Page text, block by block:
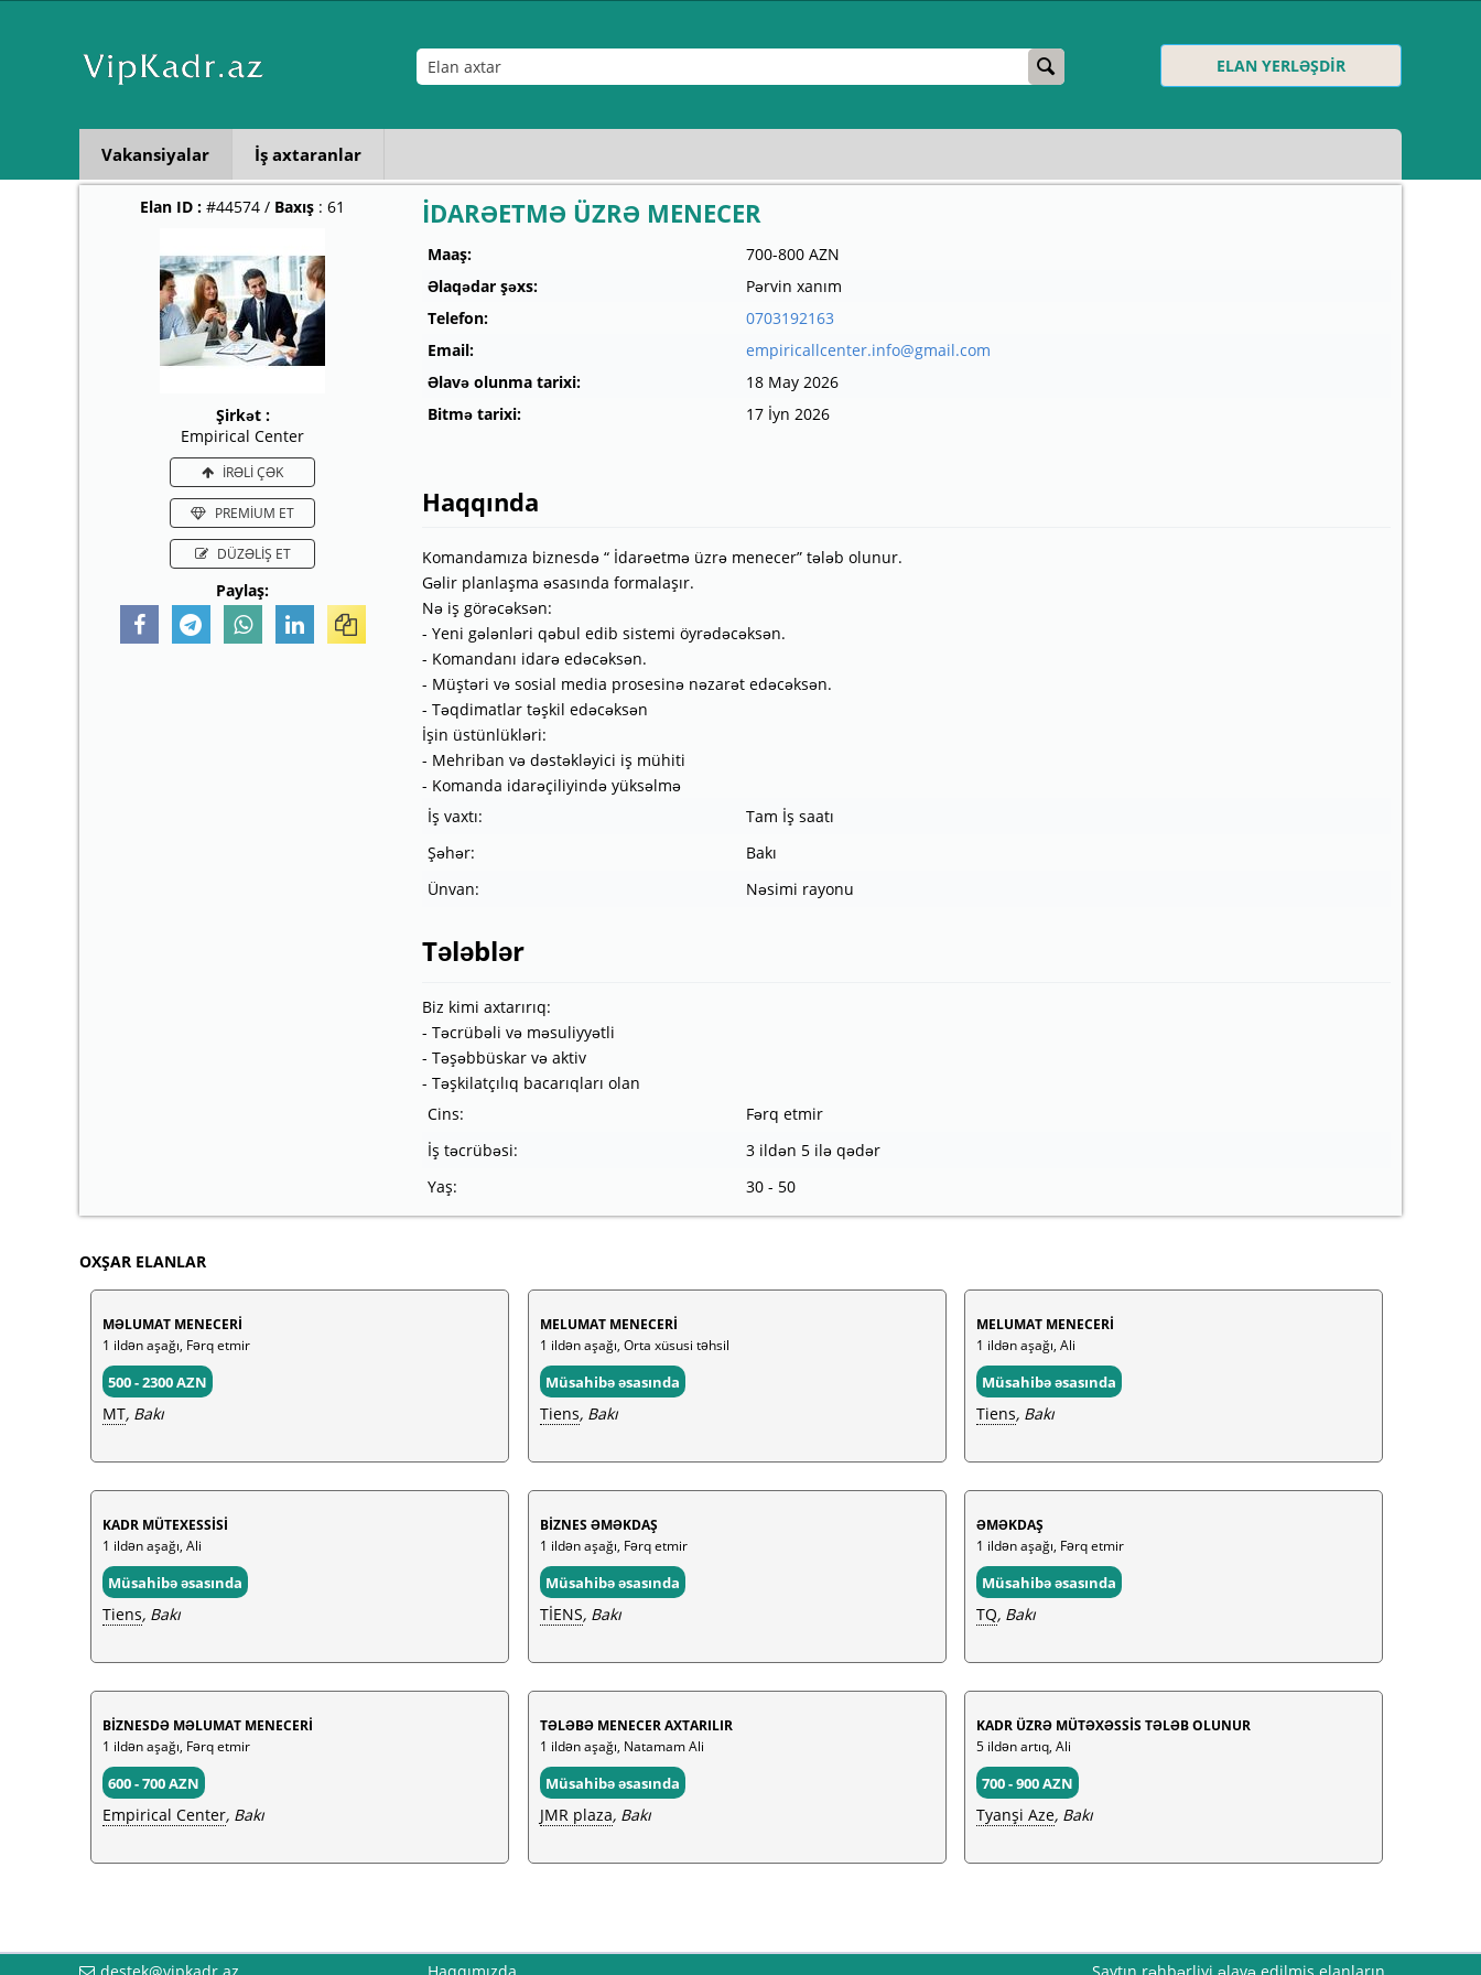
ELAN YERLƏŞDİR
Vakansiyalar İş axtaranlar
Elan ID : #44574 / Baxış : 61
Şirkət :
Empirical Center
İRƏLİ ÇƏK
PREMİUM ET
DÜZƏLİŞ ET
Paylaş:
İDARƏETMƏ ÜZRƏ MENECER
Maaş:
700-800 AZN
Əlaqədar şəxs:
Pərvin xanım
Telefon:
0703192163
Email:
empiricallcenter.info@gmail.com
Əlavə olunma tarixi:
18 May 2026
Bitmə tarixi:
17 İyn 2026
Haqqında
Komandamıza biznesdə “ İdarəetmə üzrə menecer” tələb olunur.
Gəlir planlaşma əsasında formalaşır.
Nə iş görəcəksən:
- Yeni gələnləri qəbul edib sistemi öyrədəcəksən.
- Komandanı idarə edəcəksən.
- Müştəri və sosial media prosesinə nəzarət edəcəksən.
- Təqdimatlar təşkil edəcəksən
İşin üstünlükləri:
- Mehriban və dəstəkləyici iş mühiti
- Komanda idarəçiliyində yüksəlmə
İş vaxtı:
Tam İş saatı
Şəhər:
Bakı
Ünvan:
Nəsimi rayonu
Tələblər
Biz kimi axtarırıq:
- Təcrübəli və məsuliyyətli
- Təşəbbüskar və aktiv
- Təşkilatçılıq bacarıqları olan
Cins:
Fərq etmir
İş təcrübəsi:
3 ildən 5 ilə qədər
Yaş:
30 - 50
OXŞAR ELANLAR
MƏLUMAT MENECERİ
1 ildən aşağı, Fərq etmir
500 - 2300 AZN
MT, Bakı
MELUMAT MENECERİ
1 ildən aşağı, Orta xüsusi təhsil
Müsahibə əsasında
Tiens, Bakı
MELUMAT MENECERİ
1 ildən aşağı, Ali
Müsahibə əsasında
Tiens, Bakı
KADR MÜTEXESSİSİ
1 ildən aşağı, Ali
Müsahibə əsasında
Tiens, Bakı
BİZNES ƏMƏKDAŞ
1 ildən aşağı, Fərq etmir
Müsahibə əsasında
TİENS, Bakı
ƏMƏKDAŞ
1 ildən aşağı, Fərq etmir
Müsahibə əsasında
TQ, Bakı
BİZNESDƏ MƏLUMAT MENECERİ
1 ildən aşağı, Fərq etmir
600 - 700 AZN
Empirical Center, Bakı
TƏLƏBƏ MENECER AXTARILIR
1 ildən aşağı, Natamam Ali
Müsahibə əsasında
JMR plaza, Bakı
KADR ÜZRƏ MÜTƏXƏSSİS TƏLƏB OLUNUR
5 ildən artıq, Ali
700 - 900 AZN
Tyanşi Aze, Bakı